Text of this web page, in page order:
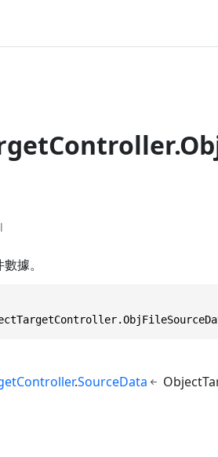
據。
.SourceData